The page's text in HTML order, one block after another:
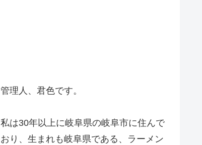
管理人、君色です。
私は30年以上に岐阜県の岐阜市に住んで
おり、生まれも岐阜県である、ラーメン